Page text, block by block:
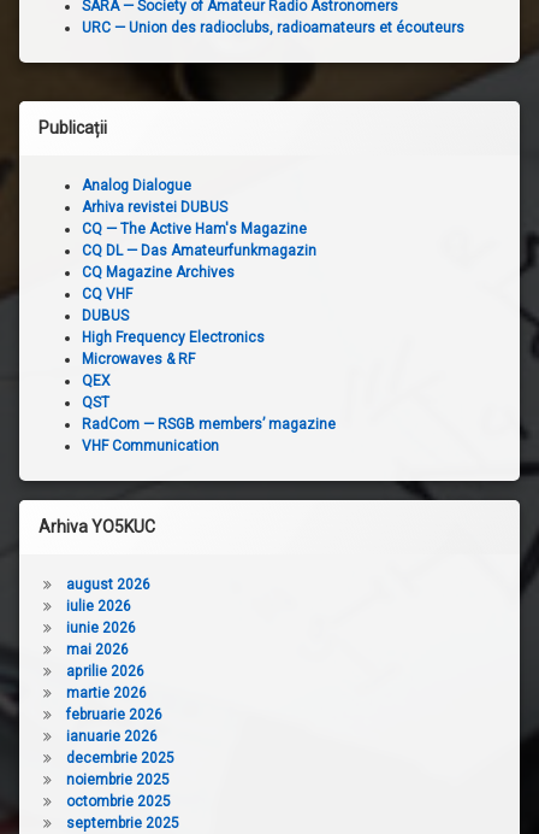
SARA — Society of Amateur Radio Astronomers
URC — Union des radioclubs, radioamateurs et écouteurs
Publicații
Analog Dialogue
Arhiva revistei DUBUS
CQ — The Active Ham's Magazine
CQ DL — Das Amateurfunkmagazin
CQ Magazine Archives
CQ VHF
DUBUS
High Frequency Electronics
Microwaves & RF
QEX
QST
RadCom — RSGB members’ magazine
VHF Communication
Arhiva YO5KUC
august 2026
iulie 2026
iunie 2026
mai 2026
aprilie 2026
martie 2026
februarie 2026
ianuarie 2026
decembrie 2025
noiembrie 2025
octombrie 2025
septembrie 2025